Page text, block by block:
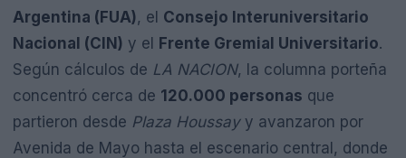
Argentina (FUA), el Consejo Interuniversitario
Nacional (CIN) y el Frente Gremial Universitario.
Según cálculos de LA NACION, la columna porteña
concentró cerca de 120.000 personas que
partieron desde Plaza Houssayy avanzaron por
Avenida de Mayo hasta el escenario central, donde